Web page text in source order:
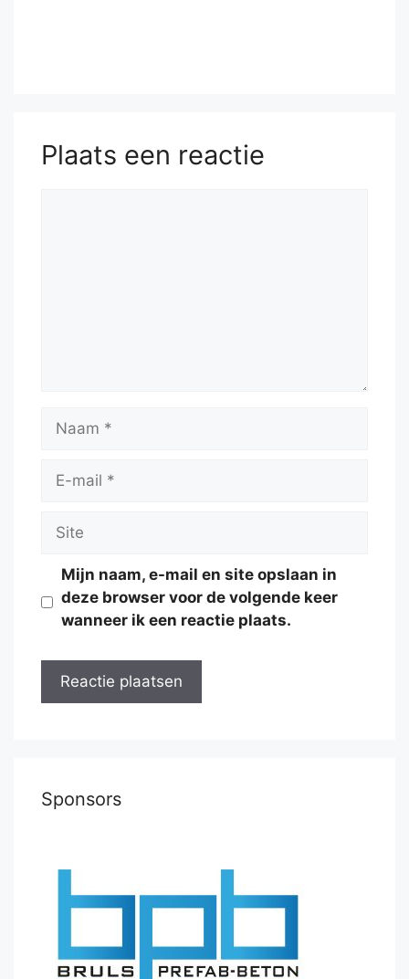
Plaats een reactie
Naam
Site
Mijn naam, e-mail en site opslaan in
deze browser voor de volgende keer
wanneer ik een reactie plaats.
Sponsors